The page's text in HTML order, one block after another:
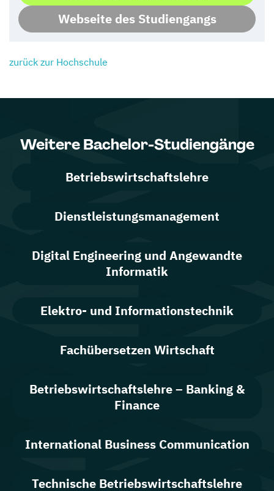
Webseite des Studiengangs
zurück zur Hochschule
Weitere Bachelor-Studiengänge
Betriebswirtschaftslehre
Dienstleistungsmanagement
Digital Engineering und Angewandte
Informatik
Elektro- und Informationstechnik
Fachübersetzen Wirtschaft
Betriebswirtschaftslehre – Banking &
Finance
International Business Communication
Technische Betriebswirtschaftslehre